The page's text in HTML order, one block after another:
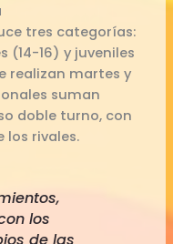
tres categorías:
(14-16) y juveniles
realizan martes y
suman
doble turno, con
los rivales.
los
de las